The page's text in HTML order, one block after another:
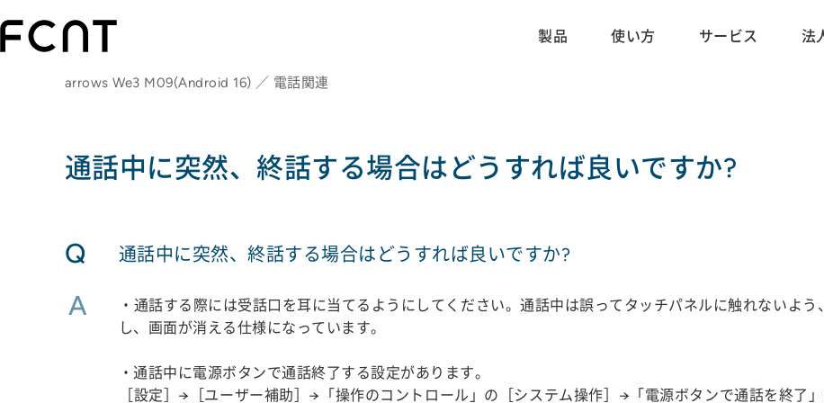
製品 使い方 サービス 法
arrows We3 M09(Android 16) ／ 電話関連
通話中に突然、終話する場合はどうすれば良いですか?
Q 通話中に突然、終話する場合はどうすれば良いですか?
A
・通話する際には受話口を耳に当てるようにしてください。通話中は誤ってタッチパネルに触れないよ
し、画面が消える仕様になっています。
・通話中に電源ボタンで通話終了する設定があります。
［設定］→［ユーザー補助］→「操作のコントロール」の［システム操作］→「電源ボタンで通話を終了